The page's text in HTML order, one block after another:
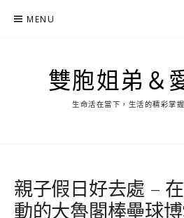
MENU
雙胞姐弟＆
生命活在當下，生活的精彩掌
親子假日好去處 –
動的大魯閣棒壘球